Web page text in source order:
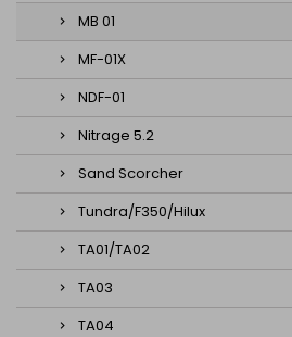
MB 01
MF-01X
NDF-01
Nitrage 5.2
Sand Scorcher
Tundra/F350/Hilux
TA01/TA02
TA03
TA04